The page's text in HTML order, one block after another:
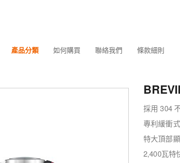
產品分類 如何購買 聯絡我們 條款細則
採用 304
專利緩衝
特大頂部
2,400瓦特